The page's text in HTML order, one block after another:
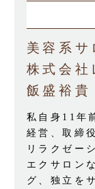
美容系サ
株式会社
飯盛裕貴
私自身11年
経営、取締
リラクゼー
エクサロン
グ、独立を